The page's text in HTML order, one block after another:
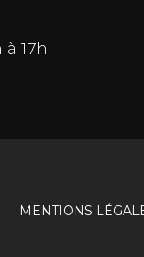
à 17h
MENTIONS